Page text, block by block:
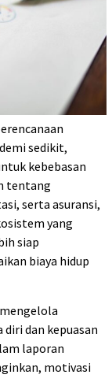
sedikit,
kebebasan
tentang
serta asuransi,
yang
siap
biaya hidup
dan kepuasan
laporan
motivasi